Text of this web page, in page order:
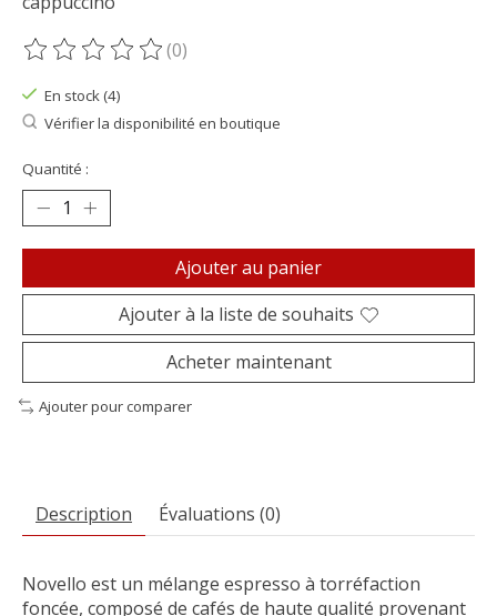
Ce produit est évalué à
(0)
En stock (4)
Vérifier la disponibilité en boutique
Quantité :
Ajouter au panier
Ajouter à la liste de souhaits
Acheter maintenant
Ajouter pour comparer
Description Évaluations (0)
Novello est un mélange espresso à torréfaction
foncée, composé de cafés de haute qualité provenant